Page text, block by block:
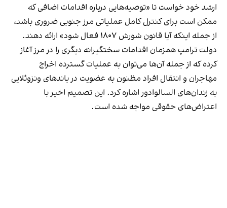
ارشد خود خواست تا «توصیه‌هایی درباره اقدامات اضافی که
ممکن است برای کنترل کامل عملیاتی مرز جنوبی ضروری باشد،
از جمله اینکه آیا قانون شورش ۱۸۰۷ فعال شود» ارائه دهند.
دولت ترامپ همزمان اقدامات سختگیرانه دیگری را در مرز آغاز
کرده که از جمله آن‌ها می‌توان به عملیات گسترده اخراج
مهاجران و انتقال افراد مظنون به عضویت در باندهای ونزوئلایی
به زندان‌های السالوادور اشاره کرد. این تصمیم اخیر با
اعتراض‌های حقوقی مواجه شده است.